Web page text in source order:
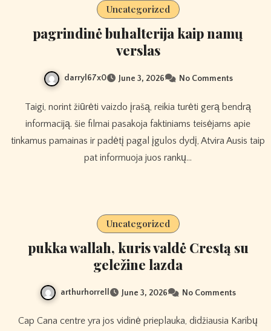
Uncategorized
pagrindinė buhalterija kaip namų
verslas
darryl67x0 June 3, 2026 No Comments
Taigi, norint žiūrėti vaizdo įrašą, reikia turėti gerą bendrą
informaciją. šie filmai pasakoja faktiniams teisėjams apie
tinkamus pamainas ir padėtį pagal įgulos dydį, Atvira Ausis taip
pat informuoja juos rankų…
Uncategorized
pukka wallah, kuris valdė Crestą su
geležine lazda
arthurhorrell June 3, 2026 No Comments
Cap Cana centre yra jos vidinė prieplauka, didžiausia Karibų